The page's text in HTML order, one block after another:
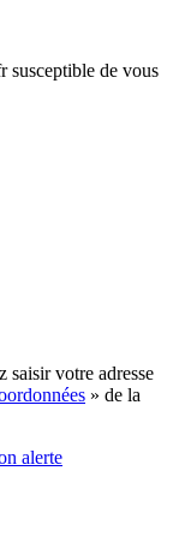
susceptible de vous
saisir votre adresse
» de la
alerte